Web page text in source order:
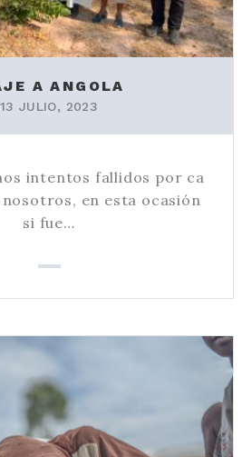
A ANGOLA
13 JULIO, 2023
intentos fallidos por ca
nosotros, en esta ocasión
si fue…